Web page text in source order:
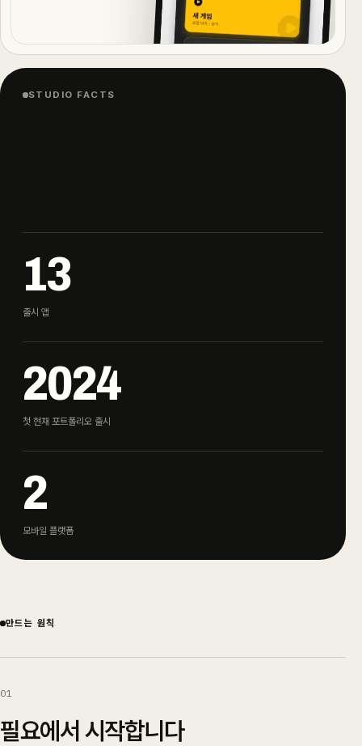
STUDIO FACTS
13
출시 앱
2024
첫 현재 포트폴리오 출시
2
모바일 플랫폼
만드는 원칙
01
필요에서 시작합니다